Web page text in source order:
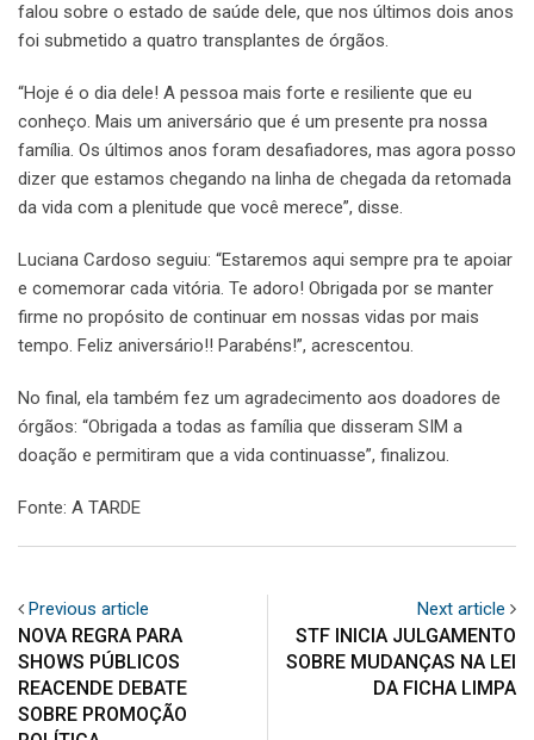
falou sobre o estado de saúde dele, que nos últimos dois anos
foi submetido a quatro transplantes de órgãos.
“Hoje é o dia dele! A pessoa mais forte e resiliente que eu
conheço. Mais um aniversário que é um presente pra nossa
família. Os últimos anos foram desafiadores, mas agora posso
dizer que estamos chegando na linha de chegada da retomada
da vida com a plenitude que você merece”, disse.
Luciana Cardoso seguiu: “Estaremos aqui sempre pra te apoiar
e comemorar cada vitória. Te adoro! Obrigada por se manter
firme no propósito de continuar em nossas vidas por mais
tempo. Feliz aniversário!! Parabéns!”, acrescentou.
No final, ela também fez um agradecimento aos doadores de
órgãos: “Obrigada a todas as família que disseram SIM a
doação e permitiram que a vida continuasse”, finalizou.
Fonte: A TARDE
Previous article
NOVA REGRA PARA
SHOWS PÚBLICOS
REACENDE DEBATE
SOBRE PROMOÇÃO
Next article
STF INICIA JULGAMENTO
SOBRE MUDANÇAS NA LEI
DA FICHA LIMPA